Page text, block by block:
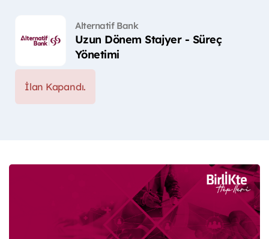
Alternatif Bank
Uzun Dönem Stajyer - Süreç
Yönetimi
İlan Kapandı.